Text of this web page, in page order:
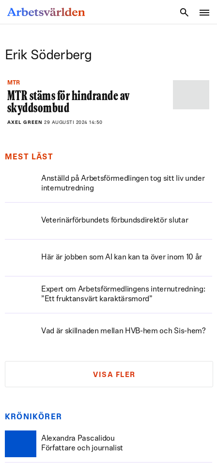
Erik Söderberg
MTR
MTR stäms för hindrande av
skyddsombud
AXEL GREEN 29 AUGUSTI 2024 14:50
MEST LÄST
Anställd på Arbetsförmedlingen tog sitt liv under
internutredning
Veterinärförbundets förbundsdirektör slutar
Här är jobben som AI kan kan ta över inom 10 år
Expert om Arbetsförmedlingens internutredning:
”Ett fruktansvärt karaktärsmord”
Vad är skillnaden mellan HVB-hem och Sis-hem?
VISA FLER
KRÖNIKÖRER
Alexandra Pascalidou
Författare och journalist